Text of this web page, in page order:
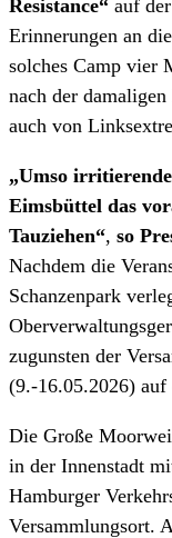
Resistance“ auf der
Erinnerungen an
solches Camp vier
nach der damaligen
auch von
„Umso
Eimsbüttel das
Tauziehen“, so
Nachdem die
Schanzenpark
zugunsten der
(9.-16.05.2026)
Die Große
in der Innenstadt
Hamburger
Versammlungsort.